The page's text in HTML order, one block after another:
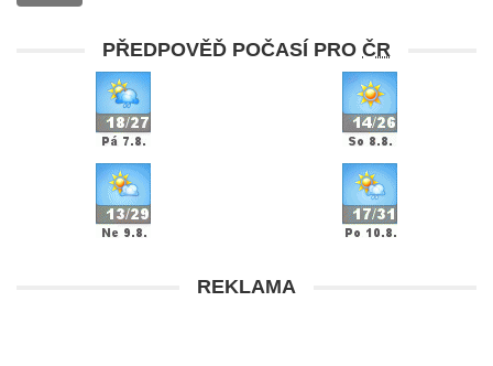
PŘEDPOVĚĎ POČASÍ PRO ČR
REKLAMA